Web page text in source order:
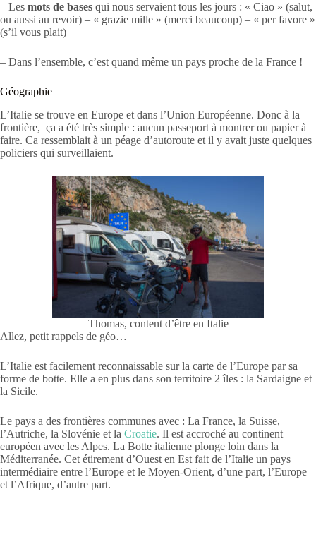
– Les mots de bases qui nous servaient tous les jours : « Ciao » (salut,
ou aussi au revoir) – « grazie mille » (merci beaucoup) – « per favore »
(s’il vous plait)
– Dans l’ensemble, c’est quand même un pays proche de la France !
Géographie
L’Italie se trouve en Europe et dans l’Union Européenne. Donc à la
frontière, ça a été très simple : aucun passeport à montrer ou papier à
faire. Ca ressemblait à un péage d’autoroute et il y avait juste quelques
policiers qui surveillaient.
Thomas, content d’être en Italie
Allez, petit rappels de géo…
L’Italie est facilement reconnaissable sur la carte de l’Europe par sa
forme de botte. Elle a en plus dans son territoire 2 îles : la Sardaigne et
la Sicile.
Le pays a des frontières communes avec : La France, la Suisse,
l’Autriche, la Slovénie et la Croatie. Il est accroché au continent
européen avec les Alpes. La Botte italienne plonge loin dans la
Méditerranée. Cet étirement d’Ouest en Est fait de l’Italie un pays
intermédiaire entre l’Europe et le Moyen-Orient, d’une part, l’Europe
et l’Afrique, d’autre part.